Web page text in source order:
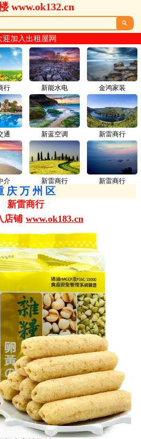
www.ok132.cn

迎加入出租屋网
行
通
介
新能水电 金鸿家装
新蓝空调 新雷商行
新雷商行 新雷商行
庆万州区
新雷商行
店铺 www.ok183.cn